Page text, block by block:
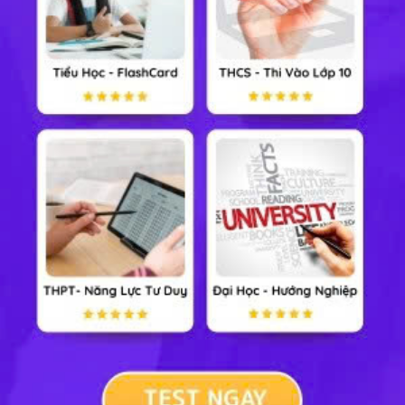
Chưa có câu hỏi nào. Em hãy trở thành người đầu
tiên đặt câu hỏi.
XEM NHANH CHƯƠNG TRÌNH LỚP 7
Toán 7
Ngữ văn 7
Tiếng Anh 7
Khoa học tự nhiên 7
Lịch sử và Địa lý 7
Công nghệ 7